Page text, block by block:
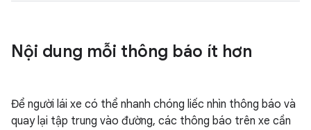
Nội dung mỗi thông báo ít hơn
Để người lái xe có thể nhanh chóng liếc nhìn thông báo và
quay lại tập trung vào đường, các thông báo trên xe cần